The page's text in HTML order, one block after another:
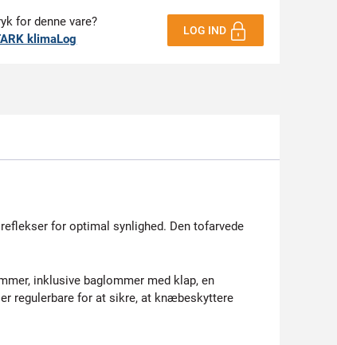
for denne vare?
klimaLog
LOG IND
for optimal synlighed. Den tofarvede
inklusive baglommer med klap, en
regulerbare for at sikre, at knæbeskyttere